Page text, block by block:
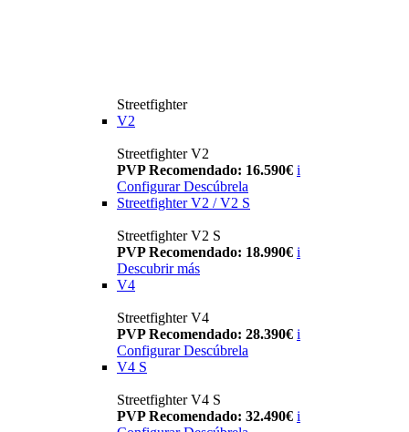
Streetfighter
V2
Streetfighter V2
PVP Recomendado: 16.590€ i
Configurar Descúbrela
Streetfighter V2 / V2 S
Streetfighter V2 S
PVP Recomendado: 18.990€ i
Descubrir más
V4
Streetfighter V4
PVP Recomendado: 28.390€ i
Configurar Descúbrela
V4 S
Streetfighter V4 S
PVP Recomendado: 32.490€ i